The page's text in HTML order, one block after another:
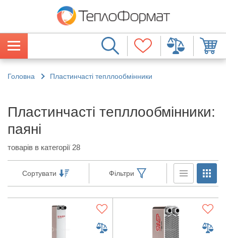
Головна Пластинчасті тепллообмінники
Пластинчасті тепллообмінники:
паяні
товарів в категорії 28
Сортувати Фільтри